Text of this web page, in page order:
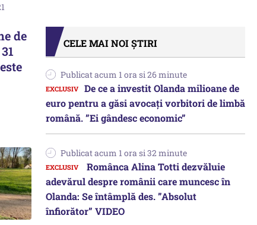
de
CELE MAI NOI ȘTIRI
Publicat acum 1 ora si 26 minute
De ce a investit Olanda milioane de
euro pentru a găsi avocați vorbitori de limbă
română. ”Ei gândesc economic”
Publicat acum 1 ora si 32 minute
Românca Alina Totti dezvăluie
adevărul despre românii care muncesc în
Olanda: Se întâmplă des. ”Absolut
înfiorător” VIDEO